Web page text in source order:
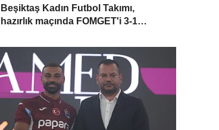
Beşiktaş Kadın Futbol Takımı,
hazırlık maçında FOMGET'i 3-1